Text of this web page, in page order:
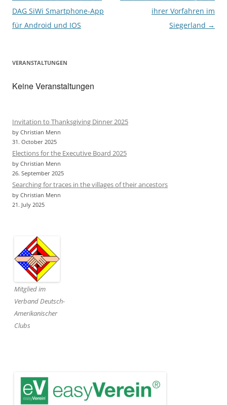
navigation
DAG SiWi Smartphone-App
für Android und IOS
ihrer Vorfahren im
Siegerland →
VERANSTALTUNGEN
Keine Veranstaltungen
Invitation to Thanksgiving Dinner 2025
by Christian Menn
31. October 2025
Elections for the Executive Board 2025
by Christian Menn
26. September 2025
Searching for traces in the villages of their ancestors
by Christian Menn
21. July 2025
Mitglied im
Verband Deutsch-
Amerikanischer
Clubs